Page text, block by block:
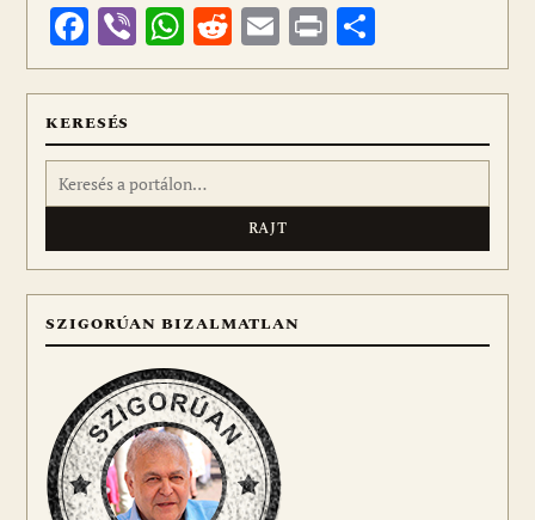
Facebook
ViberWhatsApp
Reddit
Email
Print
meg
KERESÉS
Keresés:
SZIGORÚAN BIZALMATLAN